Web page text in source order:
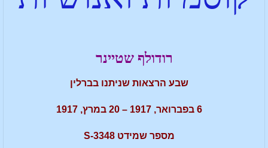
רודולף שטיינר
שבע הרצאות שניתנו בברלין
6 בפברואר, 1917 – 20 במרץ, 1917
מספר שמידט S-3348